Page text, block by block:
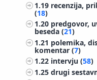
1.19 recenzija,
(18)
1.20 predgovor,
beseda (21)
1.21 polemika,
komentar (7)
1.22 intervju (58)
1.25drugi